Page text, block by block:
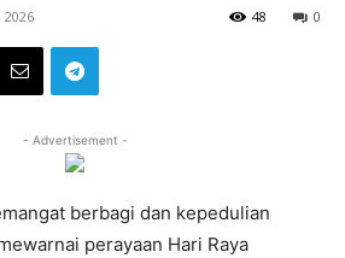
2026 0
48
- Advertisement -
berbagi dan kepedulian
perayaan Hari Raya